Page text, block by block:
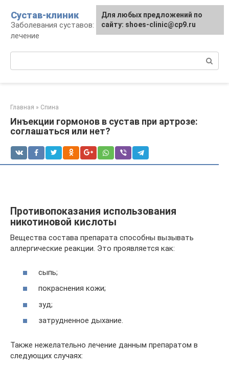
контенту
Сустав-клиник
Заболевания суставов: профилактика и
лечение
Главная » Спина
Инъекции гормонов в сустав при артрозе:
соглашаться или нет?
Противопоказания использования
никотиновой кислоты
Вещества состава препарата способны вызывать
аллергические реакции. Это проявляется как:
сыпь;
покраснения кожи;
зуд;
затрудненное дыхание.
Также нежелательно лечение данным препаратом в
следующих случаях:
Для любых предложений по
сайту: shoes-clinic@cp9.ru